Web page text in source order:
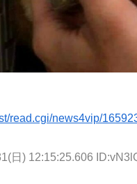
read.cgi/news4vip/
日) 12:15:25.606